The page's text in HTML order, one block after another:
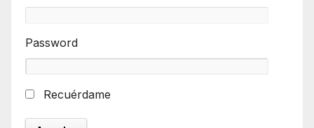
Password
Recuérdame